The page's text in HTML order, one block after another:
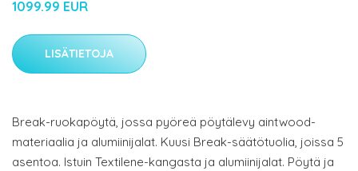
1099.99 EUR
LISÄTIETOJA
Break-ruokapöytä, jossa pyöreä pöytälevy aintwood-
materiaalia ja alumiinijalat. Kuusi Break-säätötuolia, joissa 5
asentoa. Istuin Textilene-kangasta ja alumiinijalat. Pöytä ja